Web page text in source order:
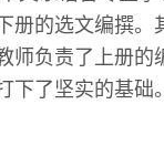
册的选文编撰。
师负责了上册的
下了坚实的基础。